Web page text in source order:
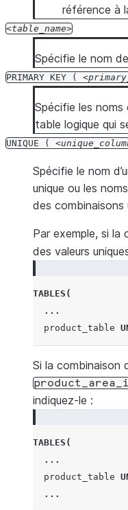
référence à
table_name
Spécifie le nom
PRIMARY KEY (
Spécifie les noms
table logique qui
UNIQUE (
Spécifie le nom
unique ou les
des combinaisons
Par exemple, si la
des valeurs
TABLES (
...
product_table
Si la combinaison
indiquez-le :
TABLES (
...
product_table
...